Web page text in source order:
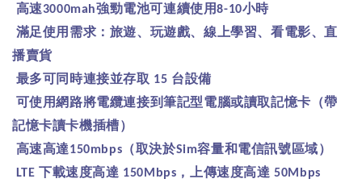
高速3000mah強勁電池可連續使用8-10小時
滿足使用需求：旅遊、玩遊戲、線上學習、看電影、直
播賣貨
最多可同時連接並存取 15 台設備
可使用網路將電纜連接到筆記型電腦或讀取記憶卡（帶
記憶卡讀卡機插槽）
高速高達150mbps （取決於Sim容量和電信訊號區域）
LTE 下載速度高達 150Mbps ，上傳速度高達 50Mbps